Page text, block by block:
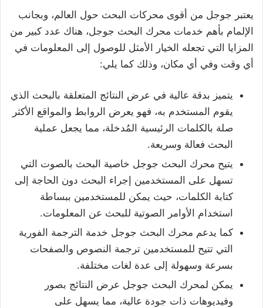
يعتبر جوجل من أقوى محركات البحث حول العالم، وبجانب
الإلمام بأهم خدمات محرك البحث جوجل، هناك عدد كبير من
المزايا التي تجعله الخيار الأمثل للوصول إلى المعلومات في
أي وقت وفي أي مكان، وذلك كما يلي:
يتميز بدقة عالية في عرض النتائج المتعلقة بالبحث الذي
يقوم المستخدم به، فهو يعرض الروابط والمواقع الأكثر
صلة بالكلمات الرئيسية المُدخلة، مما يجعل عملية
البحث فعالة وسريعة.
يتيح محرك البحث جوجل خاصية البحث بالصوت التي
تسهل على المستخدمين إجراء البحث دون الحاجة إلى
كتابة الكلمات، حيث يمكن للمستخدمين ببساطة
استخدام الأوامر الصوتية للبحث عن المعلومات.
كما يدعم محرك البحث جوجل خدمة الترجمة الفورية
التي تتيح للمستخدمين ترجمة النصوص والصفحات
بسرعة وسهولة إلى عدة لغات مختلفة.
يمكن لمحرك البحث جوجل عرض النتائج بصور
وفيديوهات ذات جودة عالية، مما يسهل على